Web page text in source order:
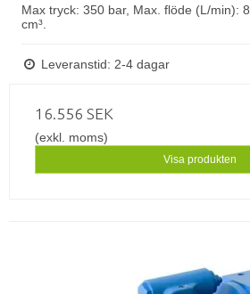
Max tryck: 350 bar, Max. flöde (L/min):
cm³.
Leveranstid: 2-4 dagar
16.556 SEK
(exkl. moms)
Visa produkten